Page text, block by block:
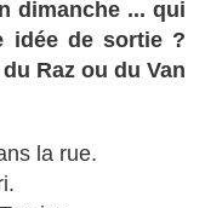
dimanche ... qui
idée de sortie ?
Raz ou du Van
la rue.